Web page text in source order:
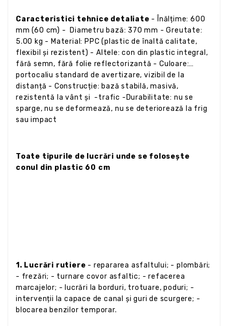
Caracteristici tehnice detaliate - Înălțime: 600
mm (60 cm) - Diametru bază: 370 mm - Greutate:
5.00 kg - Material: PPC (plastic de înaltă calitate,
flexibil și rezistent) - Altele: con din plastic integral,
fără semn, fără folie reflectorizantă - Culoare:
portocaliu standard de avertizare, vizibil de la
distanță - Construcție: bază stabilă, masivă,
rezistentă la vânt și -trafic -Durabilitate: nu se
sparge, nu se deformează, nu se deteriorează la frig
sau impact
Toate tipurile de lucrări unde se folosește
conul din plastic 60 cm
1. Lucrări rutiere - repararea asfaltului; - plombări;
- frezări; - turnare covor asfaltic; - refacerea
marcajelor; - lucrări la borduri, trotuare, poduri; -
intervenții la capace de canal și guri de scurgere; -
blocarea benzilor temporar.